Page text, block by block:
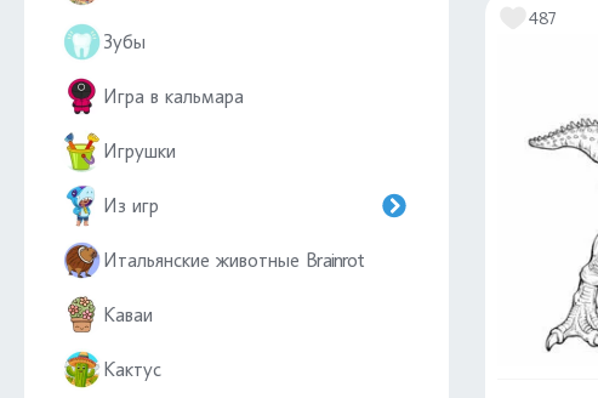
Зубы
Игра в кальмара
Игрушки
Из игр
Итальянские животные Brainrot
Каваи
Кактус
487